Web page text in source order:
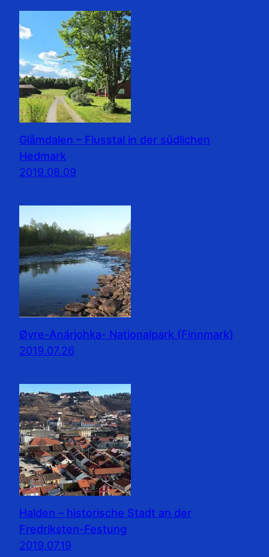
Glåmdalen – Flusstal in der südlichen
Hedmark
2019.08.09
Øvre-Anárjohka- Nationalpark (Finnmark)
2019.07.26
Halden – historische Stadt an der
Fredriksten-Festung
2019.07.19